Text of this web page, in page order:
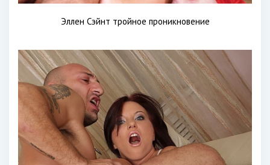
Эллен Сэйнт тройное проникновение